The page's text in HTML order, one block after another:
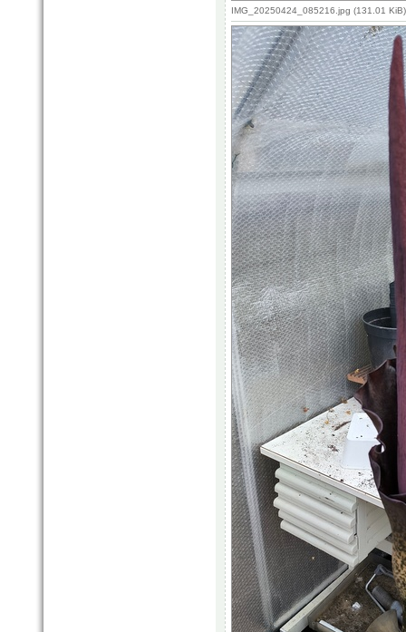
IMG_20250424_085216.jpg (131.01